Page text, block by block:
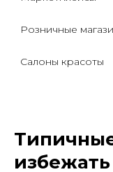
Розничные
Салоны красоты
избежать